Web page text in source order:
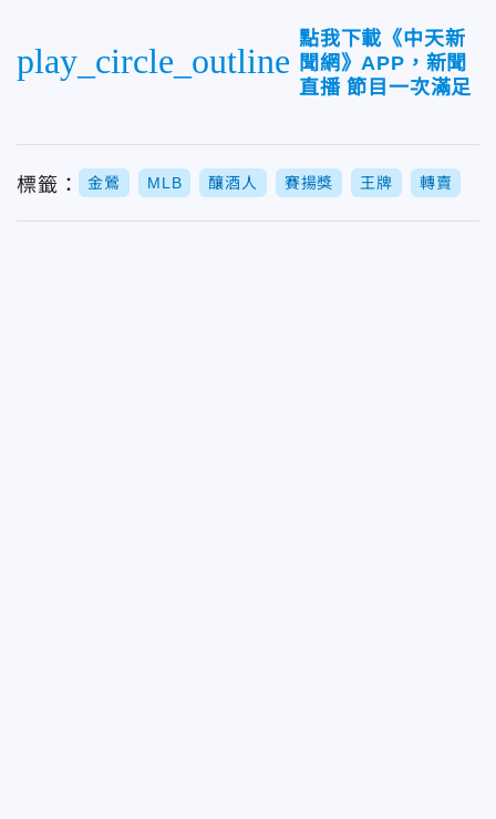
play_circle_outline
點我下載《中天新
聞網》APP，新聞
直播 節目一次滿足
標籤： 金鶯 MLB 釀酒人 賽揚獎 王牌 轉賣